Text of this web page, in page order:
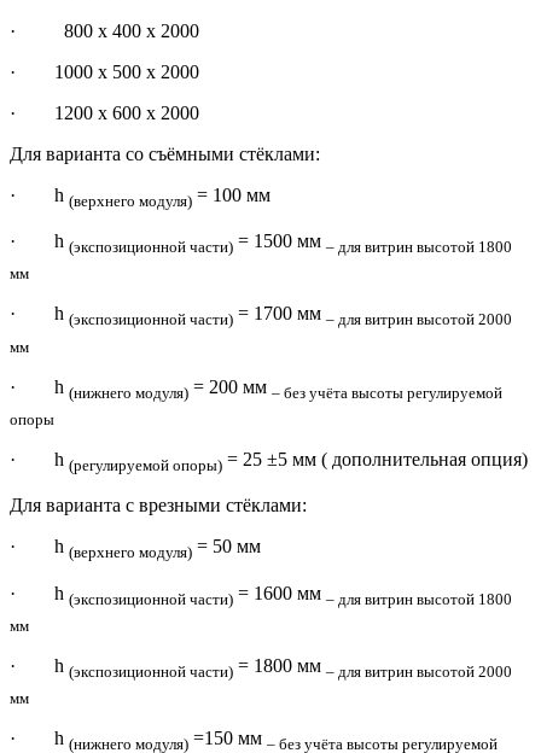
· 800 х 400 х 2000
· 1000 х 500 х 2000
· 1200 х 600 х 2000
Для варианта со съёмными стёклами:
· h (верхнего модуля) = 100 мм
· h (экспозиционной части) = 1500 мм – для витрин высотой 1800
мм
· h (экспозиционной части) = 1700 мм – для витрин высотой 2000
мм
· h (нижнего модуля) = 200 мм – без учёта высоты регулируемой
опоры
· h (регулируемой опоры) = 25 ±5 мм ( дополнительная опция)
Для варианта с врезными стёклами:
· h (верхнего модуля) = 50 мм
· h (экспозиционной части) = 1600 мм – для витрин высотой 1800
мм
· h (экспозиционной части) = 1800 мм – для витрин высотой 2000
мм
· h (нижнего модуля) =150 мм – без учёта высоты регулируемой